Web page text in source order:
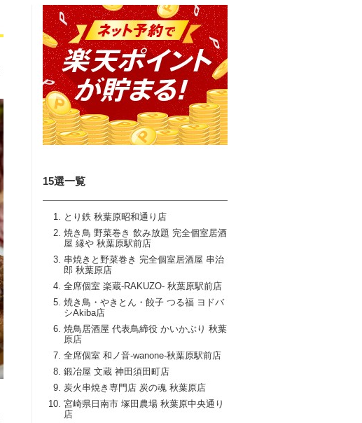
15選一覧
とり鉄 秋葉原昭和通り店
焼き鳥 野菜巻き 飲み放題 完全個室居酒
屋 縁や 秋葉原駅前店
串焼きと野菜巻き 完全個室居酒屋 串治
郎 秋葉原店
全席個室 楽蔵‐RAKUZO‐ 秋葉原駅前店
焼き鳥・やきとん・餃子 つる福 ヨドバ
シAkiba店
焼鳥居酒屋 代表鳥締役 かいかぶり 秋葉
原店
全席個室 和ノ音‐wanone‐秋葉原駅前店
鍛冶屋 文蔵 神田須田町店
炭火串焼き専門店 炭の魂 秋葉原店
宮崎県日南市 塚田農場 秋葉原中央通り
店